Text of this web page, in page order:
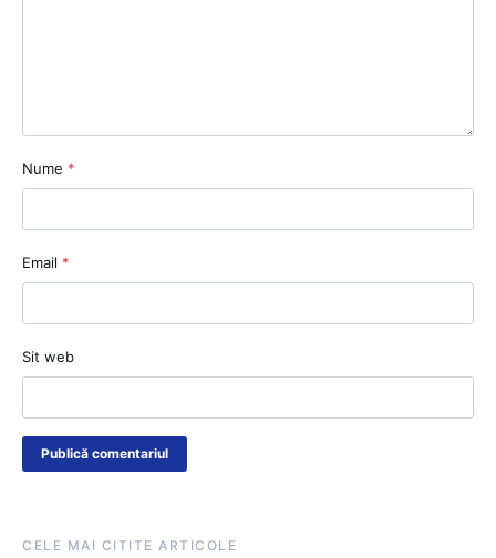
Nume *
Email *
Sit web
CELE MAI CITITE ARTICOLE